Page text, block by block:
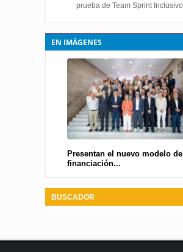
prueba de Team Sprint Inclusivo
EN IMÁGENES
Presentan el nuevo modelo de
financiación...
BUSCADOR